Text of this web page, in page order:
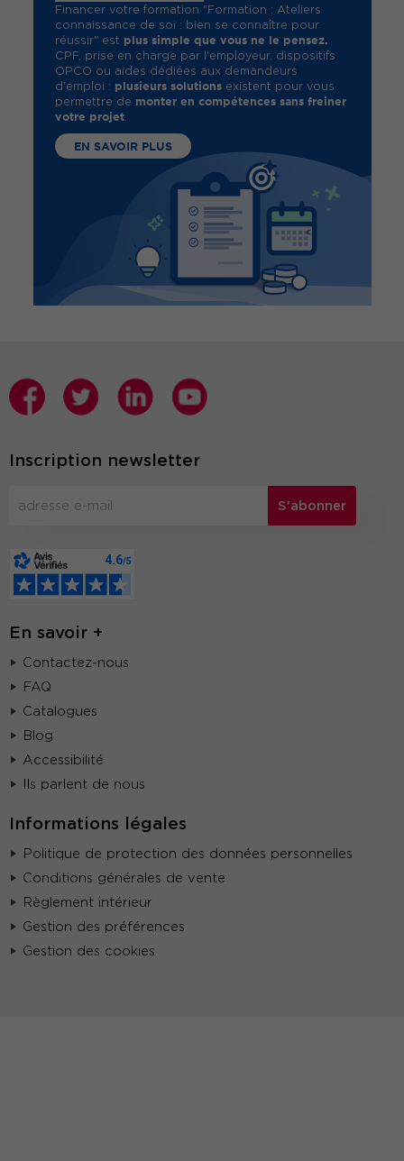
Financer votre formation "Formation : Ateliers
connaissance de soi : bien se connaître pour
réussir" est plus simple que vous ne le pensez.
CPF, prise en charge par l'employeur, dispositifs
OPCO ou aides dédiées aux demandeurs
d'emploi : plusieurs solutionsexistent pour vous
permettre de monter en compétences sans freiner
votre projet.
EN SAVOIR PLUS
Inscription newsletter
S'abonner
En savoir +
Contactez-nous
FAQ
Catalogues
Blog
Accessibilité
Ils parlent de nous
Informations légales
Politique de protection des données personnelles
Conditions générales de vente
Règlement intérieur
Gestion des préférences
Gestion des cookies